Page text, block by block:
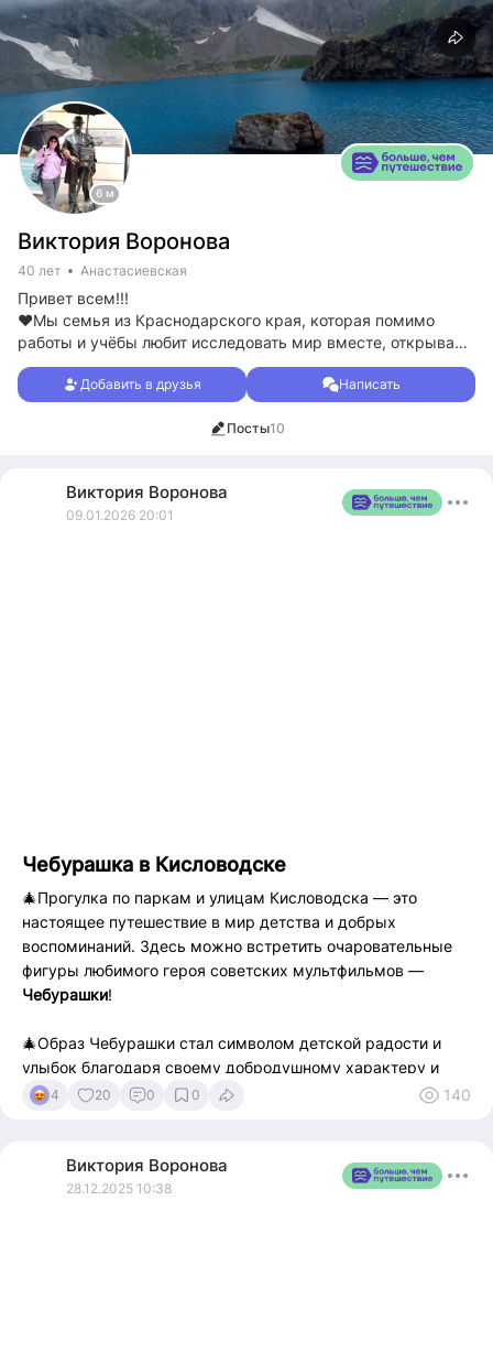
6 м
Виктория Воронова
40 лет Анастасиевская
Привет всем!!!
❤️Мы семья из Краснодарского края, которая помимо
работы и учёбы любит исследовать мир вместе, открывая
новые горизонты и создавая яркие воспоминания. 🔥
❤️Наш блог посвящен семейным путешествиям,
увлекательным походам в горы и интересным экскурсиям.
✔️Присоединяйтесь к нам и давайте отправимся в
действующие лица этого блога!
❤️Станьте и вы частью нашей эпопеи в мире открытий и
Добавить в друзья Написать
Посты10
Виктория Воронова
09.01.2026 20:01
Чебурашка в Кисловодске
🎄Прогулка по паркам и улицам Кисловодска — это
настоящее путешествие в мир детства и добрых
воспоминаний. Здесь можно встретить очаровательные
фигуры любимого героя советских мультфильмов —
Чебурашки!
🎄Образ Чебурашки стал символом детской радости и
улыбок благодаря своему добродушному характеру и
трогательной внешности. Эти фигурки стали настоящей
🎄Каждая фигура уникальна и выполнена с любовью и
4 20 0 0 140
Виктория Воронова
28.12.2025 10:38